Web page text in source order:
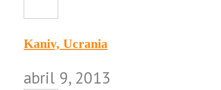
Kaniv, Ucrania
abril 9, 2013